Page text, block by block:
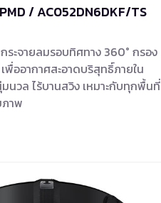
/ AC052DN6DKF/TS
ะจายลมรอบทิศทาง 360° กรอง
พื่ออากาศสะอาดบริสุทธิ์ภายใน
นวล ไร้บานสวิง เหมาะกับทุกพื้นที่
ภาพ